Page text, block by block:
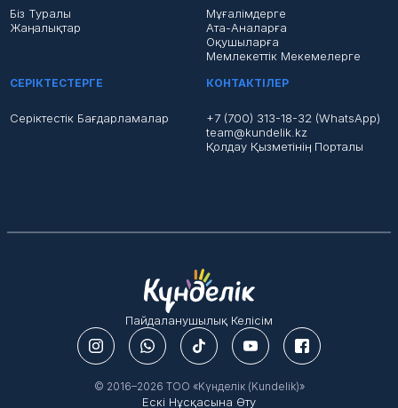
Біз Туралы
Жаңалықтар
Мұғалімдерге
Ата-Аналарға
Оқушыларға
Мемлекеттік Мекемелерге
СЕРІКТЕСТЕРГЕ
Серіктестік Бағдарламалар
КОНТАКТІЛЕР
+7 (700) 313-18-32 (WhatsApp)
team@kundelik.kz
Қолдау Қызметінің Порталы
Пайдаланушылық Келісім
© 2016–2026 ТОО «Kүнделік (Kundelik)»
Ескі Нұсқасына Өту